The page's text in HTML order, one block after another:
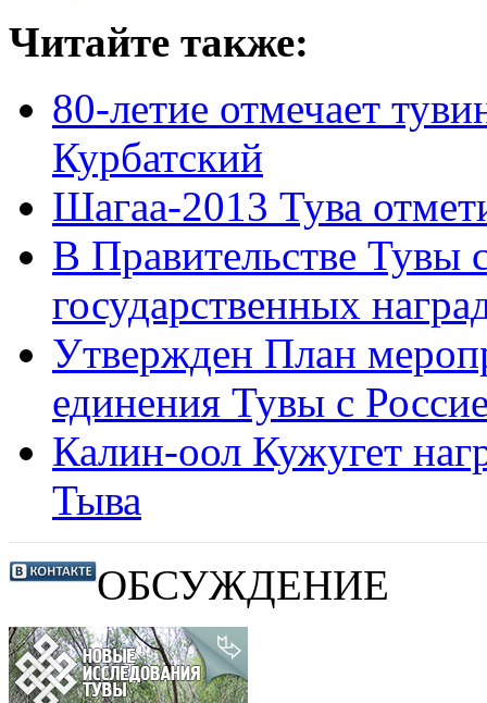
Читайте также:
80-летие отмечает
Курбатский
Шагаа-2013 Тува
В Правительстве Тувы
государственных
Утвержден План
единения Тувы с
Калин-оол Кужугет
Тыва
ОБСУЖДЕНИЕ